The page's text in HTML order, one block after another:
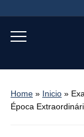
Toggle
menu
Home» Inicio»
Época